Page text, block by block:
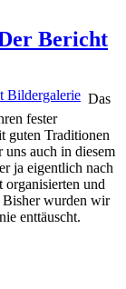
Bericht
Das
fester
guten Traditionen
auch in diesem
ja eigentlich nach
organisierten und
Bisher wurden wir
enttäuscht.